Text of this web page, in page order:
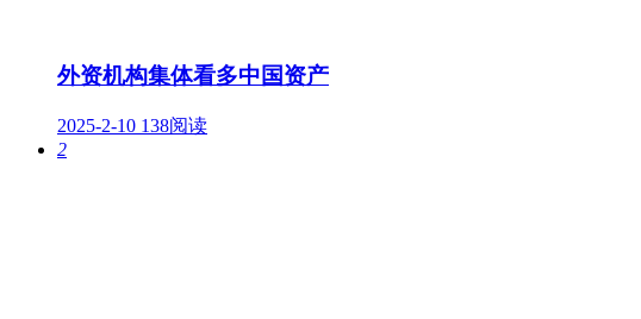
外资机构集体看多中国资产
2025-2-10 138阅读
2